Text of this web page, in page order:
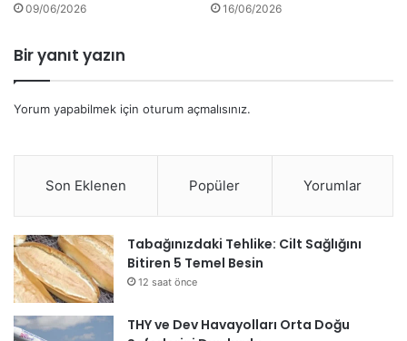
09/06/2026 16/06/2026
Bir yanıt yazın
Yorum yapabilmek için oturum açmalısınız.
Son Eklenen Popüler Yorumlar
Tabağınızdaki Tehlike: Cilt Sağlığını
Bitiren 5 Temel Besin
12 saat önce
THY ve Dev Havayolları Orta Doğu